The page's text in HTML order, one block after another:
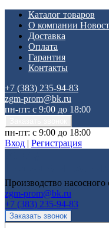
Каталог товаров
О компании
Доставка
Оплата
Гарантия
Контакты
+7 (383) 235-94-83
zgm-prom@bk.ru
пн-пт: с 9:00 до 18:00
пн-пт: с 9:00 до 18:00
Вход | Регистрация
Производство
zgm-prom@bk.ru
+7 (383) 235-94-83